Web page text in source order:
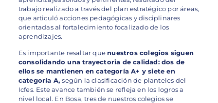
trabajo realizado a través del plan estratégico por áreas,
que articuló acciones pedagógicas y disciplinares
orientadas al fortalecimiento focalizado de los
aprendizajes.
Es importante resaltar que nuestros colegios siguen
consolidando una trayectoria de calidad: dos de
ellos se mantienen en categoría A+ y siete en
categoría A,según la clasificación de planteles del
Icfes. Este avance también se refleja en los logros a
nivel local. En Bosa, tres de nuestros colegios se